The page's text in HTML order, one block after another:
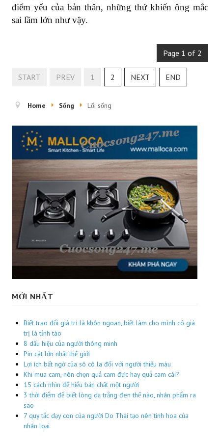
điểm yếu của bản thân, những thứ khiến ông mắc
sai lầm lớn như vậy.
Page 1 of 2
START PREV 1 2 NEXT END
Home Sống Lối sống
MỚI NHẤT
Biết trao đổi giá trị là khôn ngoan, biết làm cho mình có giá
trị là tỉnh táo
8 dấu hiệu của người thông minh
Pin cát lớn nhất thế giới
Lợi ích bất ngờ của sô cô la đối với người thiếu máu
Khi mua cam, nên chọn quả cam đực hay quả cam cái?
15 cách nhìn để hiểu bản chất một người
3 thời điểm để biết lòng dạ trắng đen thế nào, nhân phẩm ra
sao
7 quy tắc dạy con của người Do Thái tạo nên tinh hoa của
nhân loại